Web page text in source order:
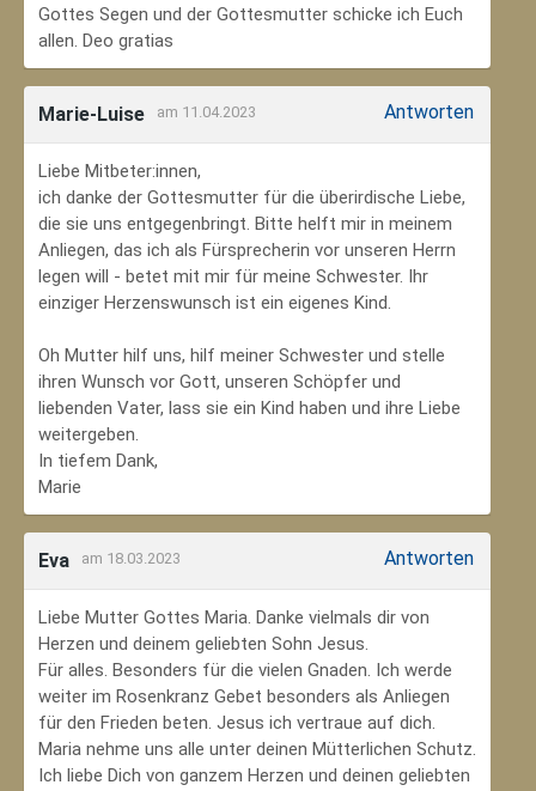
Gottes Segen und der Gottesmutter schicke ich Euch
allen. Deo gratias
Marie-Luise am 11.04.2023 Antworten
Liebe Mitbeter:innen,
ich danke der Gottesmutter für die überirdische Liebe,
die sie uns entgegenbringt. Bitte helft mir in meinem
Anliegen, das ich als Fürsprecherin vor unseren Herrn
legen will - betet mit mir für meine Schwester. Ihr
einziger Herzenswunsch ist ein eigenes Kind.
Oh Mutter hilf uns, hilf meiner Schwester und stelle
ihren Wunsch vor Gott, unseren Schöpfer und
liebenden Vater, lass sie ein Kind haben und ihre Liebe
weitergeben.
In tiefem Dank,
Marie
Eva am 18.03.2023 Antworten
Liebe Mutter Gottes Maria. Danke vielmals dir von
Herzen und deinem geliebten Sohn Jesus.
Für alles. Besonders für die vielen Gnaden. Ich werde
weiter im Rosenkranz Gebet besonders als Anliegen
für den Frieden beten. Jesus ich vertraue auf dich.
Maria nehme uns alle unter deinen Mütterlichen Schutz.
Ich liebe Dich von ganzem Herzen und deinen geliebten